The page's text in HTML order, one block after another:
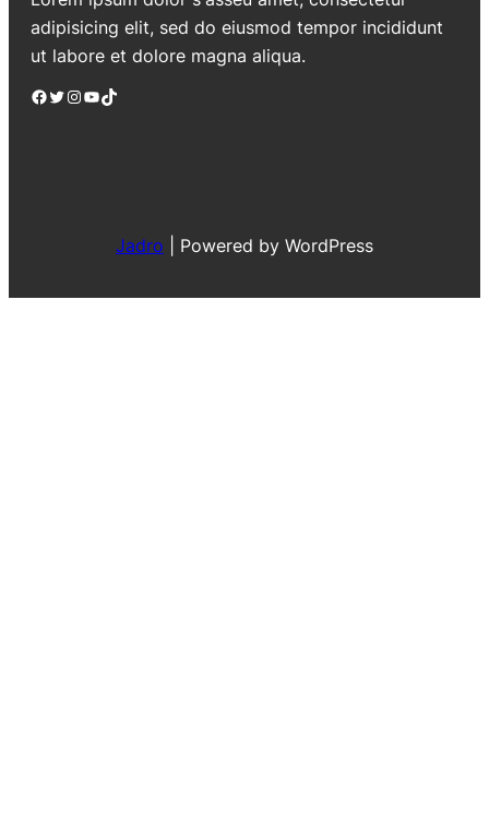
adipisicing elit, sed do eiusmod tempor incididunt
ut labore et dolore magna aliqua.
Facebook Twitter Instagram YouTube TikTok
Jadro Powered by WordPress